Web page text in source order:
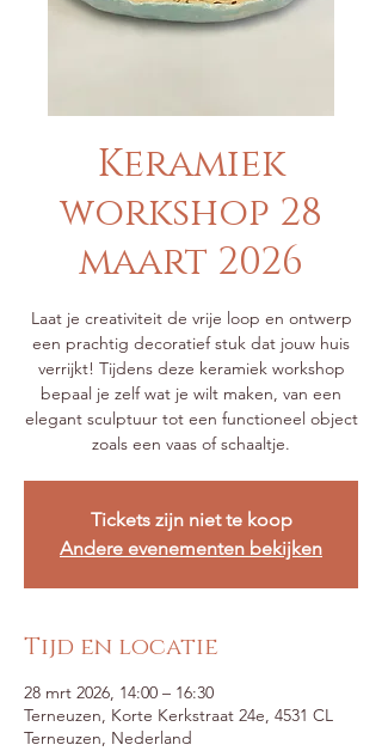
Keramiek
workshop 28
maart 2026
Laat je creativiteit de vrije loop en ontwerp
een prachtig decoratief stuk dat jouw huis
verrijkt! Tijdens deze keramiek workshop
bepaal je zelf wat je wilt maken, van een
elegant sculptuur tot een functioneel object
zoals een vaas of schaaltje.
Tickets zijn niet te koop
Andere evenementen bekijken
Tijd en locatie
28 mrt 2026, 14:00 – 16:30
Terneuzen, Korte Kerkstraat 24e, 4531 CL
Terneuzen, Nederland